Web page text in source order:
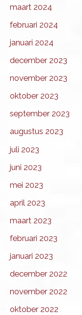
maart 2024
februari 2024
januari 2024
december 2023
november 2023
oktober 2023
september 2023
augustus 2023
juli 2023
juni 2023
mei 2023
april 2023
maart 2023
februari 2023
januari 2023
december 2022
november 2022
oktober 2022